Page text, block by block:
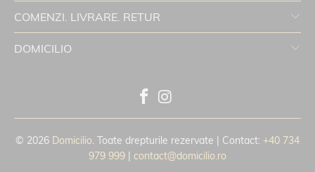
COMENZI. LIVRARE. RETUR
DOMICILIO
© 2026 Domicilio . Toate drepturile rezervate | Contact: +40 734
979 999 | contact@domicilio.ro